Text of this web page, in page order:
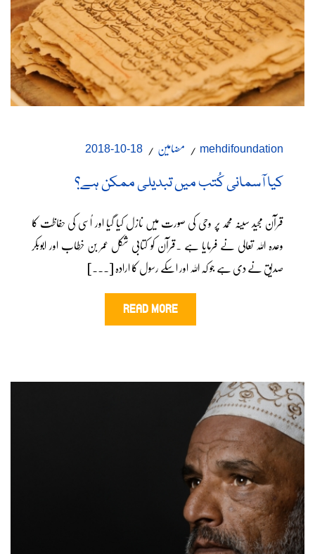
mehdifoundation مضامین 18-10-2018
کیا آسمانی کُتب میں تبدیلی ممکن ہے؟
قرآن مجید سینہ محمد پر وحی کی صورت میں نازل کیا گیا اور اُسی کی حفاظت کا
وعدہ اللہ تعالی نے فرمایا ہے ۔قرآن کو کتابی شکل عمر بن خطاب اور ابوبکر
صدیق نے دی ہے جو کہ اللہ اور اسکے رسول کا ارادہ [...]
READ MORE